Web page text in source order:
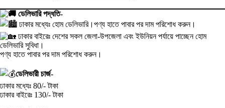
ডেলিভারি পদ্ধতি-
ঢাকার মধ্যেঃ হোম ডেলিভারি।পণ্য হাতে পাবার পর দাম পরিশোধ করুন।
ঢাকার বাইরেঃ দেশের সকল জেলা-উপজেলা এবং ইউনিয়ন পর্যায়ে পাচ্ছেন হোম
ডেলিভারি সুবিধা।
পণ্য হাতে পাবার পর দাম পরিশোধ করুন।
ডেলিভারী চার্জ-
ঢাকার মধ্যেঃ 80/- টাকা
ঢাকার বাইরেঃ 130/- টাকা